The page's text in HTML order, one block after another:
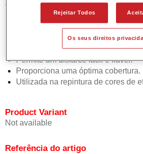
Características do produto
Simples e rápido de aplicar.
Oferece uma precisão de cor
orientação de efeito.
Promove tempos de processo
Permite um disfarce fácil e fiável.
Proporciona uma óptima cobertura.
Utilizada na repintura de cores de
Product Variant
Not available
Referência do artigo
Rejeitar Todos
Os seus direitos